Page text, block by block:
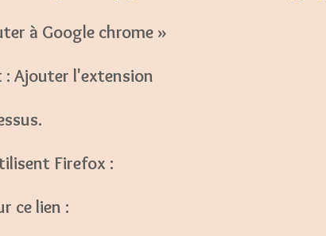
à Google chrome »
: Ajouter l'extension
Firefox :
ce lien :